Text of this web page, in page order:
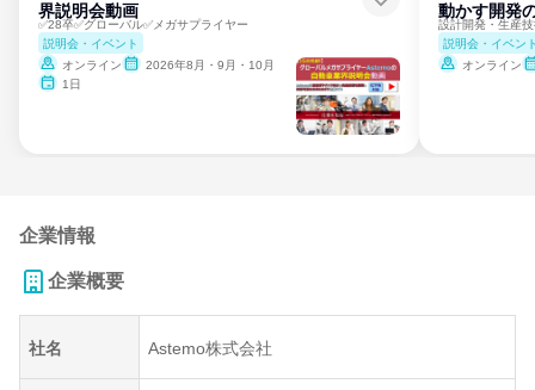
界説明会動画
✅28卒✅グローバル✅メガサプライヤー
説明会・イベント
オンライン
2026年8月・9月・10月
1日
動かす開発
説明会・イベン
オンライン
企業情報
企業概要
社名 Astemo株式会社